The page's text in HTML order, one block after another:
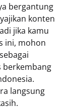
bergantung
konten
jika kamu
ini, mohon
berkembang
langsung